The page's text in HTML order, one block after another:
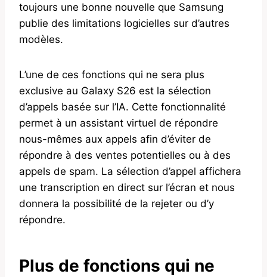
toujours une bonne nouvelle que Samsung
publie des limitations logicielles sur d’autres
modèles.
L’une de ces fonctions qui ne sera plus
exclusive au Galaxy S26 est la sélection
d’appels basée sur l’IA. Cette fonctionnalité
permet à un assistant virtuel de répondre
nous-mêmes aux appels afin d’éviter de
répondre à des ventes potentielles ou à des
appels de spam. La sélection d’appel affichera
une transcription en direct sur l’écran et nous
donnera la possibilité de la rejeter ou d’y
répondre.
Plus de fonctions qui ne